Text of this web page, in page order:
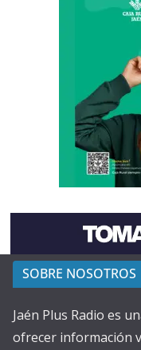
SOBRE NOSOTROS
Jaén Plus Radio es
ofrecer información